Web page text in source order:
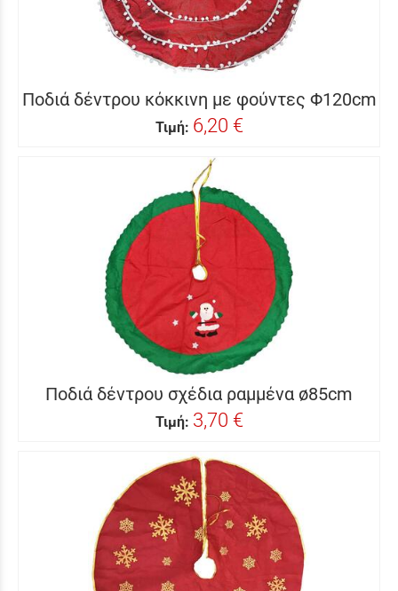
Ποδιά δέντρου κόκκινη με φούντες Φ120cm
Τιμή: 6,20 €
Ποδιά δέντρου σχέδια ραμμένα ø85cm
Τιμή: 3,70 €